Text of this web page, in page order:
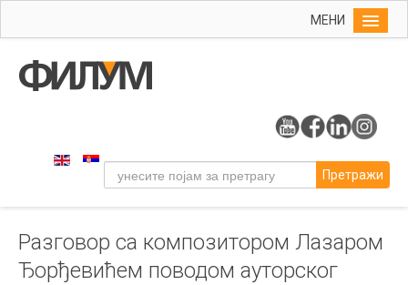
МЕНИ
Упис
Уметност
Музичка уметност
Примењена и ликовна уметност
Претражи
Разговор са композитором Лазаром
Ђорђевићем поводом ауторског